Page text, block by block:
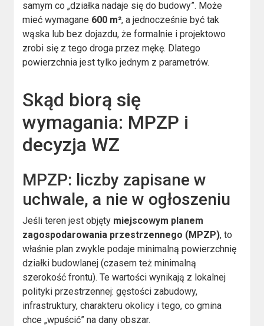
samym co „działka nadaje się do budowy”. Może
mieć wymagane 600 m², a jednocześnie być tak
wąska lub bez dojazdu, że formalnie i projektowo
zrobi się z tego droga przez mękę. Dlatego
powierzchnia jest tylko jednym z parametrów.
Skąd biorą się
wymagania: MPZP i
decyzja WZ
MPZP: liczby zapisane w
uchwale, a nie w ogłoszeniu
Jeśli teren jest objęty miejscowym planem
zagospodarowania przestrzennego (MPZP), to
właśnie plan zwykle podaje minimalną powierzchnię
działki budowlanej (czasem też minimalną
szerokość frontu). Te wartości wynikają z lokalnej
polityki przestrzennej: gęstości zabudowy,
infrastruktury, charakteru okolicy i tego, co gmina
chce „wpuścić” na dany obszar.